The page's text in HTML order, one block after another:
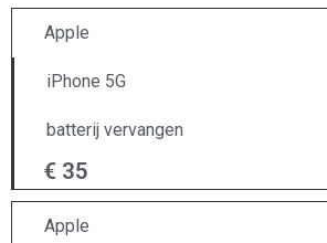
Apple
iPhone 5G
batterij vervangen
€ 35
Apple